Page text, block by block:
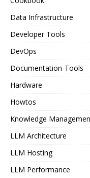
Data Infrastructure
Developer Tools
DevOps
Documentation-Tools
Hardware
Howtos
Knowledge
LLM Architecture
LLM Hosting
LLM Performance